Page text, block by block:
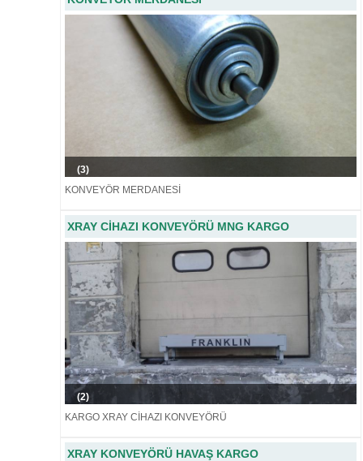
(3)
KONVEYÖR MERDANESİ
XRAY CİHAZI KONVEYÖRÜ MNG KARGO
(2)
KARGO XRAY CİHAZI KONVEYÖRÜ
XRAY KONVEYÖRÜ HAVAŞ KARGO